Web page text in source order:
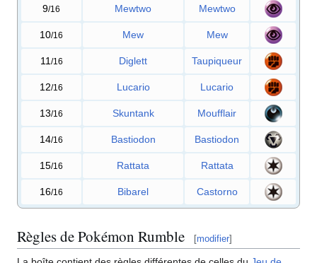
9/16 Mewtwo Mewtwo
10/16 Mew Mew
11/16 Diglett Taupiqueur
12/16 Lucario Lucario
13/16 Skuntank Moufflair
14/16 Bastiodon Bastiodon
15/16 Rattata Rattata
16/16 Bibarel Castorno
Règles de Pokémon Rumble [modifier]